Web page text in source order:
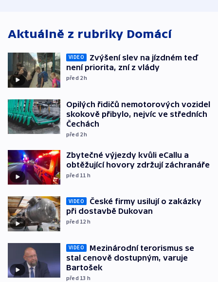
Aktuálně z rubriky Domácí
VIDEO
Zvýšení slev na jízdném teď
není priorita, zní z vlády
před 2h
Opilých řidičů nemotorových vozidel
skokově přibylo, nejvíc ve středních
Čechách
před 2h
Zbytečné výjezdy kvůli eCallu a
obtěžující hovory zdržují záchranáře
před 11 h
VIDEO
České firmy usilují o zakázky
při dostavbě Dukovan
před 12 h
VIDEO
Mezinárodní terorismus se
stal cenově dostupným, varuje
Bartošek
před 13 h